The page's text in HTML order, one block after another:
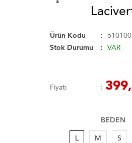
Ürün Kodu
Stok Durumu
VAR
Fiyatı
BEDEN
L M S